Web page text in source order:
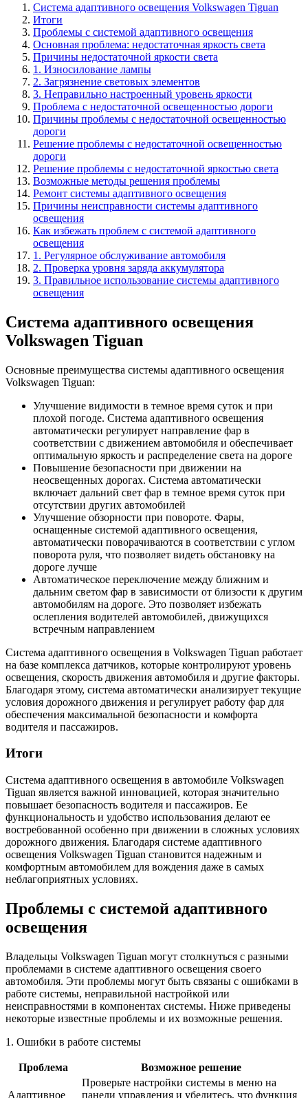
Система адаптивного освещения Volkswagen Tiguan
Итоги
Проблемы с системой адаптивного освещения
Основная проблема: недостаточная яркость света
Причины недостаточной яркости света
1. Износилование лампы
2. Загрязнение световых элементов
3. Неправильно настроенный уровень яркости
Проблема с недостаточной освещенностью дороги
Причины проблемы с недостаточной освещенностью
дороги
Решение проблемы с недостаточной освещенностью
дороги
Решение проблемы с недостаточной яркостью света
Возможные методы решения проблемы
Ремонт системы адаптивного освещения
Причины неисправности системы адаптивного
освещения
Как избежать проблем с системой адаптивного
освещения
1. Регулярное обслуживание автомобиля
2. Проверка уровня заряда аккумулятора
3. Правильное использование системы адаптивного
освещения
Система адаптивного освещения
Volkswagen Tiguan
Основные преимущества системы адаптивного освещения
Volkswagen Tiguan:
Улучшение видимости в темное время суток и при
плохой погоде. Система адаптивного освещения
автоматически регулирует направление фар в
соответствии с движением автомобиля и обеспечивает
оптимальную яркость и распределение света на дороге
Повышение безопасности при движении на
неосвещенных дорогах. Система автоматически
включает дальний свет фар в темное время суток при
отсутствии других автомобилей
Улучшение обзорности при повороте. Фары,
оснащенные системой адаптивного освещения,
автоматически поворачиваются в соответствии с углом
поворота руля, что позволяет видеть обстановку на
дороге лучше
Автоматическое переключение между ближним и
дальним светом фар в зависимости от близости к другим
автомобилям на дороге. Это позволяет избежать
ослепления водителей автомобилей, движущихся
встречным направлением
Система адаптивного освещения в Volkswagen Tiguan работает
на базе комплекса датчиков, которые контролируют уровень
освещения, скорость движения автомобиля и другие факторы.
Благодаря этому, система автоматически анализирует текущие
условия дорожного движения и регулирует работу фар для
обеспечения максимальной безопасности и комфорта
водителя и пассажиров.
Итоги
Система адаптивного освещения в автомобиле Volkswagen
Tiguan является важной инновацией, которая значительно
повышает безопасность водителя и пассажиров. Ее
функциональность и удобство использования делают ее
востребованной особенно при движении в сложных условиях
дорожного движения. Благодаря системе адаптивного
освещения Volkswagen Tiguan становится надежным и
комфортным автомобилем для вождения даже в самых
неблагоприятных условиях.
Проблемы с системой адаптивного
освещения
Владельцы Volkswagen Tiguan могут столкнуться с разными
проблемами в системе адаптивного освещения своего
автомобиля. Эти проблемы могут быть связаны с ошибками в
работе системы, неправильной настройкой или
неисправностями в компонентах системы. Ниже приведены
некоторые известные проблемы и их возможные решения.
1. Ошибки в работе системы
Проблема Возможное решение
Адаптивное
Проверьте настройки системы в меню на
панели управления и убедитесь, что функция